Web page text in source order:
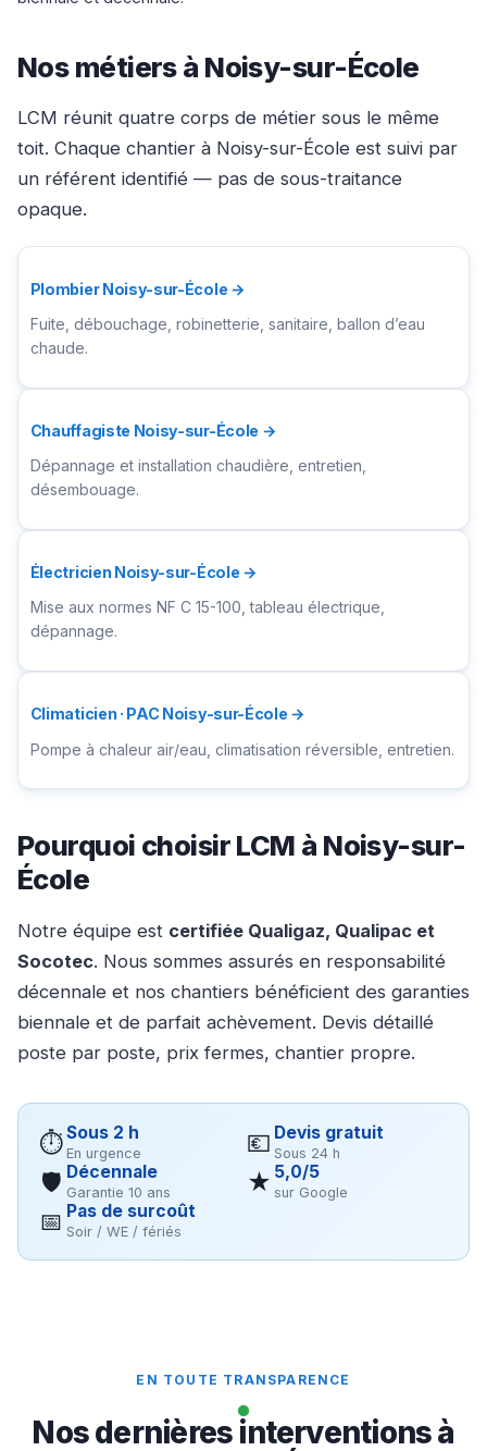
Nos métiers à Noisy-sur-École
LCM réunit quatre corps de métier sous le même
toit. Chaque chantier à Noisy-sur-École est suivi par
un référent identifié — pas de sous-traitance
opaque.
Plombier Noisy-sur-École →
Fuite, débouchage, robinetterie, sanitaire, ballon d’eau
chaude.
Chauffagiste Noisy-sur-École →
Dépannage et installation chaudière, entretien,
désembouage.
Électricien Noisy-sur-École →
Mise aux normes NF C 15-100, tableau électrique,
dépannage.
Climaticien · PAC Noisy-sur-École →
Pompe à chaleur air/eau, climatisation réversible, entretien.
Pourquoi choisir LCM à Noisy-sur-
École
Notre équipe est certifiée Qualigaz, Qualipac et
Socotec. Nous sommes assurés en responsabilité
décennale et nos chantiers bénéficient des garanties
biennale et de parfait achèvement. Devis détaillé
poste par poste, prix fermes, chantier propre.
⏱Sous 2 h
En urgence 💶 Devis gratuit
Sous 24 h
🛡 Décennale
Garantie 10 ans ★ 5,0/5
sur Google
📅 Pas de surcoût
Soir / WE / fériés
EN TOUTE TRANSPARENCE
Nos dernières interventions à